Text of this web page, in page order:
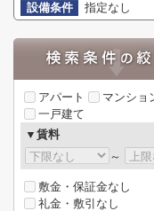
設備条件
指定なし
アパート
マンショ
一戸建て
▼賃料
～
敷金・保証金なし
礼金・敷引なし